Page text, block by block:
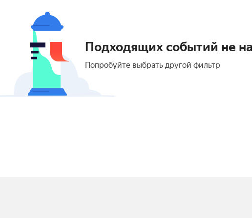
Подходящих событий не
Попробуйте выбрать другой фильтр